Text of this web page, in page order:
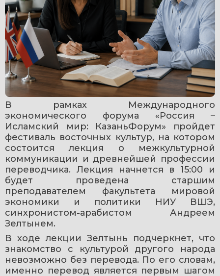
В рамках Международного
экономического форума «Россия –
Исламский мир: КазаньФорум» пройдет
фестиваль восточных культур, на котором
состоится лекция о межкультурной
коммуникации и древнейшей профессии
переводчика. Лекция начнется в 15:00 и
будет проведена старшим
преподавателем факультета мировой
экономики и политики НИУ ВШЭ,
синхронистом-арабистом Андреем
Зелтынем.
В ходе лекции Зелтынь подчеркнет, что
знакомство с культурой другого народа
невозможно без перевода. По его словам,
именно перевод является первым шагом